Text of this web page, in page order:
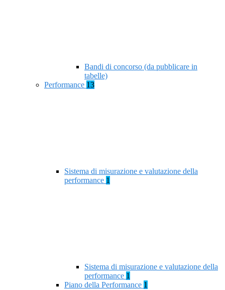
Bandi di concorso (da pubblicare in
tabelle)
Performance 13
Sistema di misurazione e valutazione della
performance 1
Sistema di misurazione e valutazione della
performance 1
Piano della Performance 1